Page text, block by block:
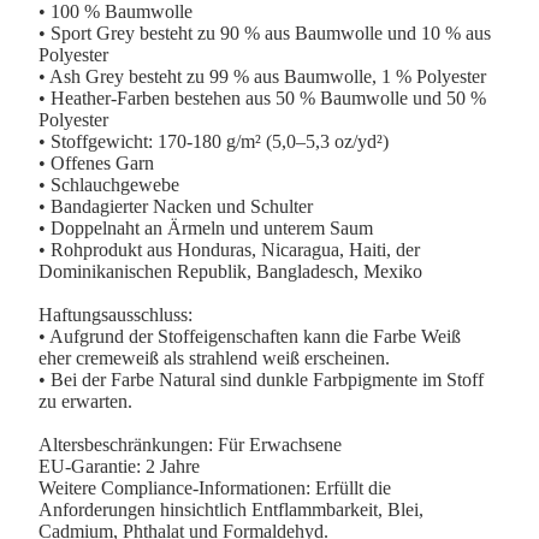
• 100 % Baumwolle
• Sport Grey besteht zu 90 % aus Baumwolle und 10 % aus
Polyester
• Ash Grey besteht zu 99 % aus Baumwolle, 1 % Polyester
• Heather-Farben bestehen aus 50 % Baumwolle und 50 %
Polyester
• Stoffgewicht: 170-180 g/m² (5,0–5,3 oz/yd²)
• Offenes Garn
• Schlauchgewebe
• Bandagierter Nacken und Schulter
• Doppelnaht an Ärmeln und unterem Saum
• Rohprodukt aus Honduras, Nicaragua, Haiti, der
Dominikanischen Republik, Bangladesch, Mexiko
Haftungsausschluss:
• Aufgrund der Stoffeigenschaften kann die Farbe Weiß
eher cremeweiß als strahlend weiß erscheinen.
• Bei der Farbe Natural sind dunkle Farbpigmente im Stoff
zu erwarten.
Altersbeschränkungen: Für Erwachsene
EU-Garantie: 2 Jahre
Weitere Compliance-Informationen: Erfüllt die
Anforderungen hinsichtlich Entflammbarkeit, Blei,
Cadmium, Phthalat und Formaldehyd.